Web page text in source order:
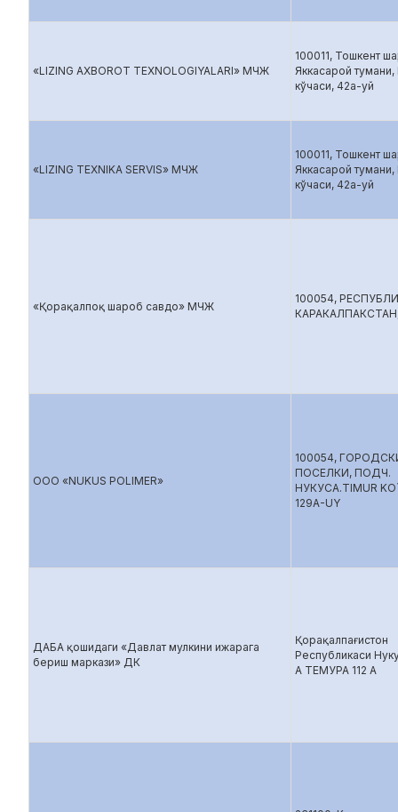
«LIZING AXBOROT TEXNOLOGIYALARI» МЧЖ
100011, Тошкент
Яккасарой
кўчаси, 42а-уй
«LIZING TEXNIKA SERVIS» МЧЖ
100011, Тошкент
Яккасарой
кўчаси, 42а-уй
«Қорақалпоқ шароб савдо» МЧЖ
100054,
ООО «NUKUS POLIMER»
100054,
ПОСЕЛКИ, ПОДЧ.
НУКУСA.TIMUR
129A-UY
ДАБА қошидаги «Давлат мулкини ижарага
бериш маркази» ДК
Қорақалпағистон
Республикаси
А ТЕМУРА 112 А